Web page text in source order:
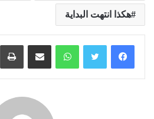
هكذا انتهت البداية
واتساب مشاركة عبر البريد